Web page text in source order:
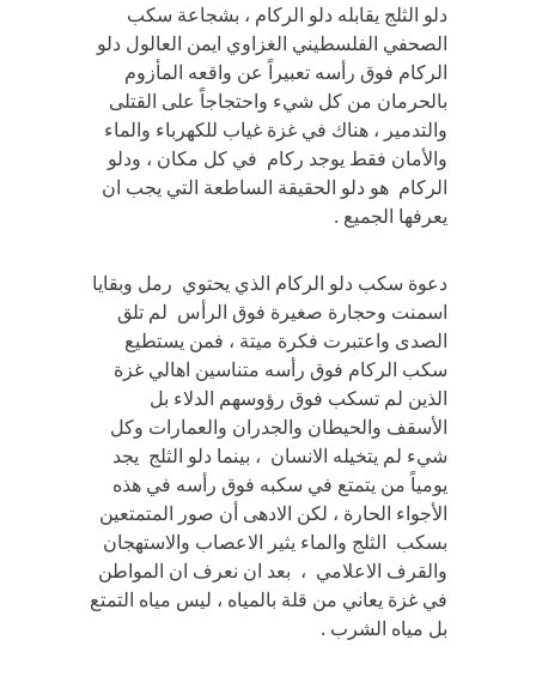
دلو الثلج يقابله دلو الركام ، بشجاعة سكب
الصحفي الفلسطيني الغزاوي ايمن العالول دلو
الركام فوق رأسه تعبيراً عن واقعه المأزوم
بالحرمان من كل شيء واحتجاجاً على القتلى
والتدمير ، هناك في غزة غياب للكهرباء والماء
والأمان فقط يوجد ركام في كل مكان ، ودلو
الركام هو دلو الحقيقة الساطعة التي يجب ان
يعرفها الجميع .
دعوة سكب دلو الركام الذي يحتوي رمل وبقايا
اسمنت وحجارة صغيرة فوق الرأس لم تلق
الصدى واعتبرت فكرة ميتة ، فمن يستطيع
سكب الركام فوق رأسه متناسين اهالي غزة
الذين لم تسكب فوق رؤوسهم الدلاء بل
الأسقف والحيطان والجدران والعمارات وكل
شيء لم يتخيله الانسان ، بينما دلو الثلج يجد
يومياً من يتمتع في سكبه فوق رأسه في هذه
الأجواء الحارة ، لكن الادهى أن صور المتمتعين
بسكب الثلج والماء يثير الاعصاب والاستهجان
والقرف الاعلامي ، بعد ان نعرف ان المواطن
في غزة يعاني من قلة بالمياه ، ليس مياه التمتع
بل مياه الشرب .